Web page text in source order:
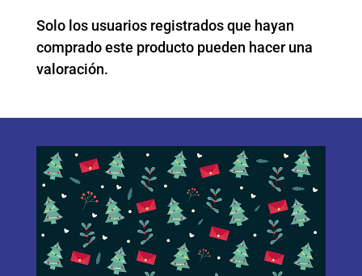
Solo los usuarios registrados que hayan
comprado este producto pueden hacer una
valoración.